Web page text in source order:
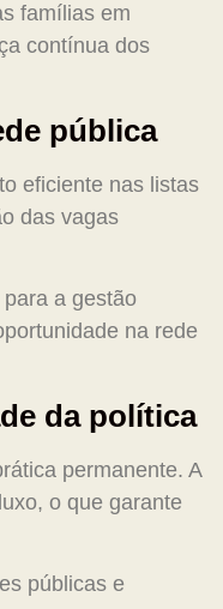
famílias em
contínua dos
pública
eficiente nas listas
das vagas
a gestão
na rede
da política
permanente. A
o que garante
públicas e